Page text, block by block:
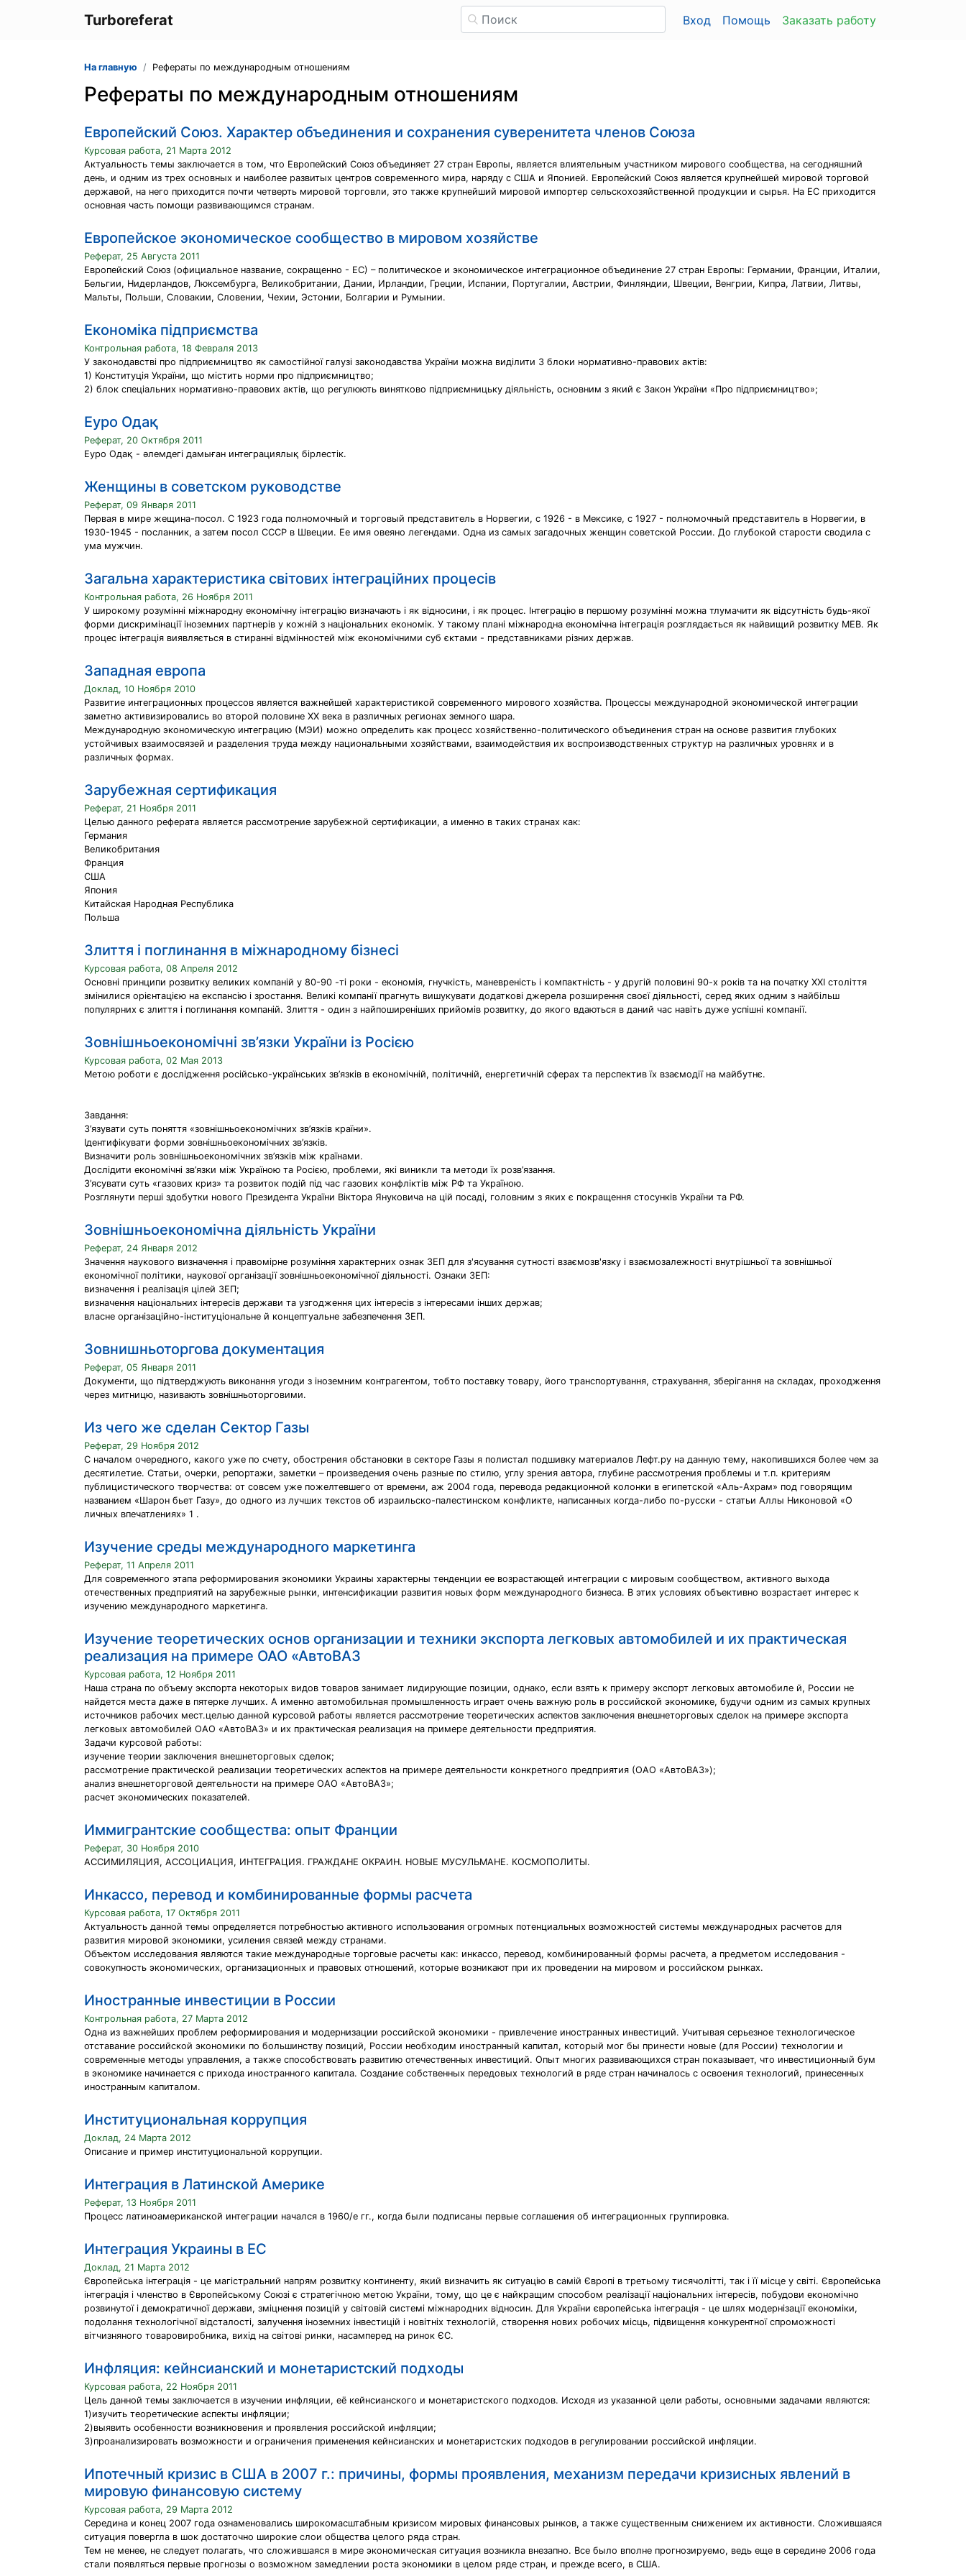
Turboreferat Вход Помощь Заказать работу
На главную Рефераты по международным отношениям
Рефераты по международным отношениям
Европейский Союз. Характер объединения и сохранения суверенитета членов Союза
Курсовая работа, 21 Марта 2012
Актуальность темы заключается в том, что Европейский Союз объединяет 27 стран Европы, является влиятельным участником мирового сообщества, на сегодняшний
день, и одним из трех основных и наиболее развитых центров современного мира, наряду с США и Японией. Европейский Союз является крупнейшей мировой торговой
державой, на него приходится почти четверть мировой торговли, это также крупнейший мировой импортер сельскохозяйственной продукции и сырья. На ЕС приходится
основная часть помощи развивающимся странам.
Европейское экономическое сообщество в мировом хозяйстве
Реферат, 25 Августа 2011
Европейский Союз (официальное название, сокращенно - ЕС) – политическое и экономическое интеграционное объединение 27 стран Европы: Германии, Франции, Италии,
Бельгии, Нидерландов, Люксембурга, Великобритании, Дании, Ирландии, Греции, Испании, Португалии, Австрии, Финляндии, Швеции, Венгрии, Кипра, Латвии, Литвы,
Мальты, Польши, Словакии, Словении, Чехии, Эстонии, Болгарии и Румынии.
Економіка підприємства
Контрольная работа, 18 Февраля 2013
У законодавстві про підприємництво як самостійної галузі законодавства України можна виділити 3 блоки нормативно-правових актів:
1) Конституція України, що містить норми про підприємництво;
2) блок спеціальних нормативно-правових актів, що регулюють винятково підприємницьку діяльність, основним з який є Закон України «Про підприємництво»;
Еуро Одақ
Реферат, 20 Октября 2011
Еуро Одақ - әлемдегі дамыған интеграциялық бірлестік.
Женщины в советском руководстве
Реферат, 09 Января 2011
Первая в мире жещина-посол. С 1923 года полномочный и торговый представитель в Норвегии, с 1926 - в Мексике, с 1927 - полномочный представитель в Норвегии, в
1930-1945 - посланник, а затем посол СССР в Швеции. Ее имя овеяно легендами. Одна из самых загадочных женщин советской России. До глубокой старости сводила с
ума мужчин.
Загальна характеристика світових інтеграційних процесів
Контрольная работа, 26 Ноября 2011
У широкому розумінні міжнародну економічну інтеграцію визначають і як відносини, і як процес. Інтеграцію в першому розумінні можна тлумачити як відсутність будь-якої
форми дискримінації іноземних партнерів у кожній з національних економік. У такому плані міжнародна економічна інтеграція розглядається як найвищий розвитку МЕВ. Як
процес інтеграція виявляється в стиранні відмінностей між економічними суб єктами - представниками різних держав.
Западная европа
Доклад, 10 Ноября 2010
Развитие интеграционных процессов является важнейшей характеристикой современного мирового хозяйства. Процессы международной экономической интеграции
заметно активизировались во второй половине XX века в различных регионах земного шара.
Международную экономическую интеграцию (МЭИ) можно определить как процесс хозяйственно-политического объединения стран на основе развития глубоких
устойчивых взаимосвязей и разделения труда между национальными хозяйствами, взаимодействия их воспроизводственных структур на различных уровнях и в
различных формах.
Зарубежная сертификация
Реферат, 21 Ноября 2011
Целью данного реферата является рассмотрение зарубежной сертификации, а именно в таких странах как:
Германия
Великобритания
Франция
США
Япония
Китайская Народная Республика
Польша
Злиття і поглинання в міжнародному бізнесі
Курсовая работа, 08 Апреля 2012
Основні принципи розвитку великих компаній у 80-90 -ті роки - економія, гнучкість, маневреність і компактність - у другій половині 90-х років та на початку ХХІ століття
змінилися орієнтацією на експансію і зростання. Великі компанії прагнуть вишукувати додаткові джерела розширення своєї діяльності, серед яких одним з найбільш
популярних є злиття і поглинання компаній. Злиття - один з найпоширеніших прийомів розвитку, до якого вдаються в даний час навіть дуже успішні компанії.
Зовнішньоекономічні зв’язки України із Росією
Курсовая работа, 02 Мая 2013
Метою роботи є дослідження російсько-українських зв’язків в економічній, політичній, енергетичній сферах та перспектив їх взаємодії на майбутнє.
Завдання:
З’язувати суть поняття «зовнішньоекономічних зв’язків країни».
Ідентифікувати форми зовнішньоекономічних зв’язків.
Визначити роль зовнішньоекономічних зв’язків між країнами.
Дослідити економічні зв’язки між Україною та Росією, проблеми, які виникли та методи їх розв’язання.
З’ясувати суть «газових криз» та розвиток подій під час газових конфліктів між РФ та Україною.
Розглянути перші здобутки нового Президента України Віктора Януковича на цій посаді, головним з яких є покращення стосунків України та РФ.
Зовнішньоекономічна діяльність України
Реферат, 24 Января 2012
Значення наукового визначення і правомірне розуміння характерних ознак ЗЕП для з'ясування сутності взаємозв'язку і взаємозалежності внутрішньої та зовнішньої
економічної політики, наукової організації зовнішньоекономічної діяльності. Ознаки ЗЕП:
визначення і реалізація цілей ЗЕП;
визначення національних інтересів держави та узгодження цих інтересів з інтересами інших держав;
власне організаційно-інституціональне й концептуальне забезпечення ЗЕП.
Зовнишньоторгова документация
Реферат, 05 Января 2011
Документи, що підтверджують виконання угоди з іноземним контрагентом, тобто поставку товару, його транспортування, страхування, зберігання на складах, проходження
через митницю, називають зовнішньоторговими.
Из чего же сделан Сектор Газы
Реферат, 29 Ноября 2012
С началом очередного, какого уже по счету, обострения обстановки в секторе Газы я полистал подшивку материалов Лефт.ру на данную тему, накопившихся более чем за
десятилетие. Статьи, очерки, репортажи, заметки – произведения очень разные по стилю, углу зрения автора, глубине рассмотрения проблемы и т.п. критериям
публицистического творчества: от совсем уже пожелтевшего от времени, аж 2004 года, перевода редакционной колонки в египетской «Аль-Ахрам» под говорящим
названием «Шарон бьет Газу», до одного из лучших текстов об израильско-палестинском конфликте, написанных когда-либо по-русски - статьи Аллы Никоновой «О
личных впечатлениях» 1 .
Изучение среды международного маркетинга
Реферат, 11 Апреля 2011
Для современного этапа реформирования экономики Украины характерны тенденции ее возрастающей интеграции с мировым сообществом, активного выхода
отечественных предприятий на зарубежные рынки, интенсификации развития новых форм международного бизнеса. В этих условиях объективно возрастает интерес к
изучению международного маркетинга.
Изучение теоретических основ организации и техники экспорта легковых автомобилей и их практическая
реализация на примере ОАО «АвтоВАЗ
Курсовая работа, 12 Ноября 2011
Наша страна по объему экспорта некоторых видов товаров занимает лидирующие позиции, однако, если взять к примеру экспорт легковых автомобиле й, России не
найдется места даже в пятерке лучших. А именно автомобильная промышленность играет очень важную роль в российской экономике, будучи одним из самых крупных
источников рабочих мест.целью данной курсовой работы является рассмотрение теоретических аспектов заключения внешнеторговых сделок на примере экспорта
легковых автомобилей ОАО «АвтоВАЗ» и их практическая реализация на примере деятельности предприятия.
Задачи курсовой работы:
изучение теории заключения внешнеторговых сделок;
рассмотрение практической реализации теоретических аспектов на примере деятельности конкретного предприятия (ОАО «АвтоВАЗ»);
анализ внешнеторговой деятельности на примере ОАО «АвтоВАЗ»;
расчет экономических показателей.
Иммигрантские сообщества: опыт Франции
Реферат, 30 Ноября 2010
АССИМИЛЯЦИЯ, АССОЦИАЦИЯ, ИНТЕГРАЦИЯ. ГРАЖДАНЕ ОКРАИН. НОВЫЕ МУСУЛЬМАНЕ. КОСМОПОЛИТЫ.
Инкассо, перевод и комбинированные формы расчета
Курсовая работа, 17 Октября 2011
Актуальность данной темы определяется потребностью активного использования огромных потенциальных возможностей системы международных расчетов для
развития мировой экономики, усиления связей между странами.
Объектом исследования являются такие международные торговые расчеты как: инкассо, перевод, комбинированный формы расчета, а предметом исследования -
совокупность экономических, организационных и правовых отношений, которые возникают при их проведении на мировом и российском рынках.
Иностранные инвестиции в России
Контрольная работа, 27 Марта 2012
Одна из важнейших проблем реформирования и модернизации российской экономики - привлечение иностранных инвестиций. Учитывая серьезное технологическое
отставание российской экономики по большинству позиций, России необходим иностранный капитал, который мог бы принести новые (для России) технологии и
современные методы управления, а также способствовать развитию отечественных инвестиций. Опыт многих развивающихся стран показывает, что инвестиционный бум
в экономике начинается с прихода иностранного капитала. Создание собственных передовых технологий в ряде стран начиналось с освоения технологий, принесенных
иностранным капиталом.
Институциональная коррупция
Доклад, 24 Марта 2012
Описание и пример институциональной коррупции.
Интеграция в Латинской Америке
Реферат, 13 Ноября 2011
Процесс латиноамериканской интеграции начался в 1960/е гг., когда были подписаны первые соглашения об интеграционных группировка.
Интеграция Украины в ЕС
Доклад, 21 Марта 2012
Європейська інтеграція - це магістральний напрям розвитку континенту, який визначить як ситуацію в самій Європі в третьому тисячолітті, так і її місце у світі. Європейська
інтеграція і членство в Європейському Союзі є стратегічною метою України, тому, що це є найкращим способом реалізації національних інтересів, побудови економічно
розвинутої і демократичної держави, зміцнення позицій у світовій системі міжнародних відносин. Для України європейська інтеграція - це шлях модернізації економіки,
подолання технологічної відсталості, залучення іноземних інвестицій і новітніх технологій, створення нових робочих місць, підвищення конкурентної спроможності
вітчизняного товаровиробника, вихід на світові ринки, насамперед на ринок ЄС.
Инфляция: кейнсианский и монетаристский подходы
Курсовая работа, 22 Ноября 2011
Цель данной темы заключается в изучении инфляции, её кейнсианского и монетаристского подходов. Исходя из указанной цели работы, основными задачами являются:
1)изучить теоретические аспекты инфляции;
2)выявить особенности возникновения и проявления российской инфляции;
3)проанализировать возможности и ограничения применения кейнсианских и монетаристских подходов в регулировании российской инфляции.
Ипотечный кризис в США в 2007 г.: причины, формы проявления, механизм передачи кризисных явлений в
мировую финансовую систему
Курсовая работа, 29 Марта 2012
Середина и конец 2007 года ознаменовались широкомасштабным кризисом мировых финансовых рынков, а также существенным снижением их активности. Сложившаяся
ситуация повергла в шок достаточно широкие слои общества целого ряда стран.
Тем не менее, не следует полагать, что сложившаяся в мире экономическая ситуация возникла внезапно. Все было вполне прогнозируемо, ведь еще в середине 2006 года
стали появляться первые прогнозы о возможном замедлении роста экономики в целом ряде стран, и прежде всего, в США.